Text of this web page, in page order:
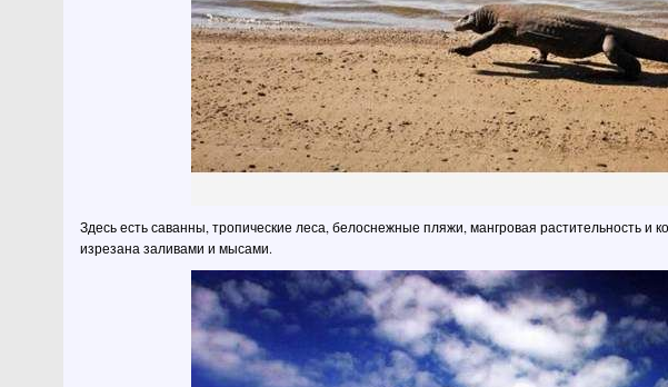
Здесь есть саванны, тропические леса, белоснежные пляжи, мангровая растительность
изрезана заливами и мысами.